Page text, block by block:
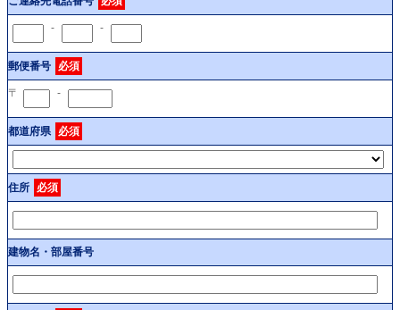
- -
郵便番号 必須
〒 -
都道府県 必須
住所 必須
建物名・部屋番号